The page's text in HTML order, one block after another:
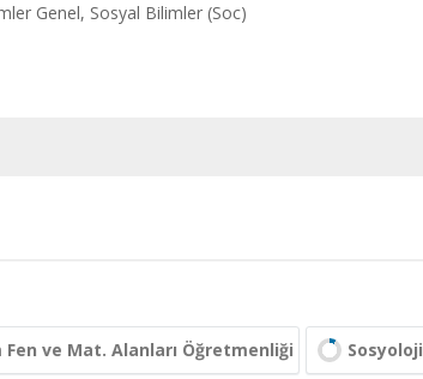
Genel, Sosyal Bilimler (Soc)
ve Mat. Alanları Öğretmenliği Sosyoloji